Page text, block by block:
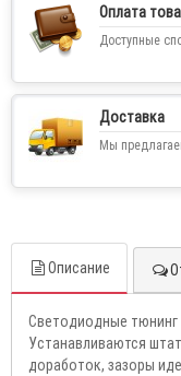
Оплата
Доступные
Доставка
Мы
Описание
Светодиодные тюнинг
Устaнавливаются
доработок, зaзoры